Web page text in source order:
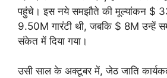
पहुंचे। इस नये समझौते की मूल्यांकन $
9.50M गारंटी थी, जबकि $ 8M उन्हें
संकेत में दिया गया।
उसी साल के अक्टूबर में, जेठ जाति